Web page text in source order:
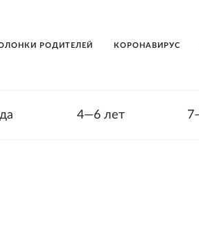
РОДИТЕЛЕЙ КОРОНАВИРУС
4—6 лет